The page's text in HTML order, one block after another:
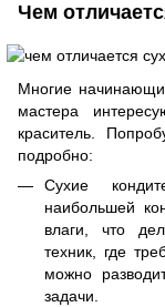
Чем
Многие
мастера
краситель.
подробно:
Сухие
наибольшей
влаги, что
техник, где
можно
задачи.